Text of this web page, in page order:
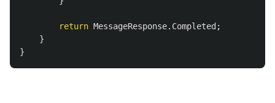
return MessageResponse. Completed ;
}
}